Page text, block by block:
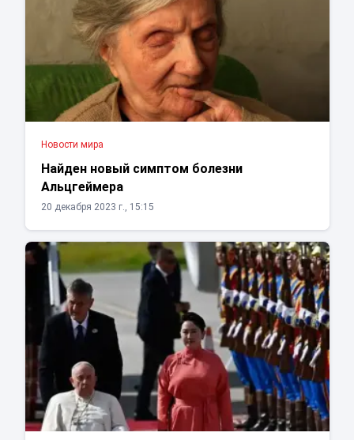
Новости мира
Найден новый симптом болезни
Альцгеймера
20 декабря 2023 г., 15:15